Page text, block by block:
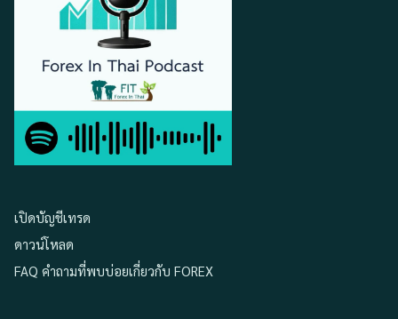
เปิดบัญชีเทรด
ดาวน์โหลด
FAQ คำถามที่พบบ่อยเกี่ยวกับ FOREX